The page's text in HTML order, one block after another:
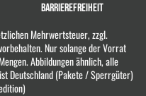
BARRIEREFREIHEIT
Mehrwertsteuer, zzgl.
Nur solange der Vorrat
Abbildungen ähnlich, alle
Deutschland (Pakete / Sperrgüter)